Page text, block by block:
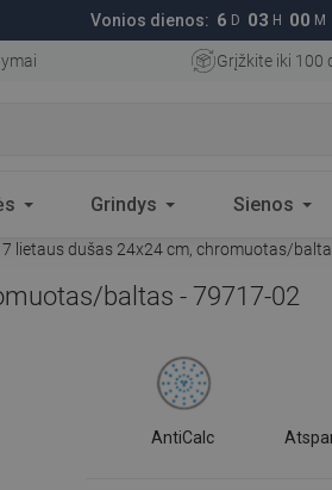
Vonios dienos: 6 D 03 H 00 M
Grįžkite iki 100
Grindys Sienos
lietaus dušas 24x24 cm, chromuotas/
baltas - 79717-02
AntiCalc